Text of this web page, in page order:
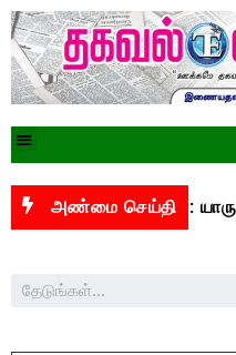
அண்மை செய்தி
மசோதா: